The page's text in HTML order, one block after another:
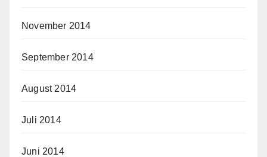
November 2014
September 2014
August 2014
Juli 2014
Juni 2014